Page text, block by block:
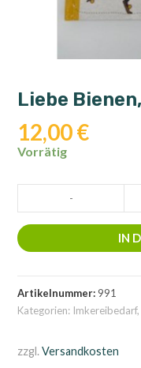
Liebe
12,00€
Vorrätig
Bienen,
wir
helfen
-
IN
Artikelnummer: 991
Kategorien: Imkereibedarf,
zzgl.Versandkosten